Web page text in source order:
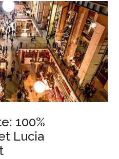
100%
Lucia